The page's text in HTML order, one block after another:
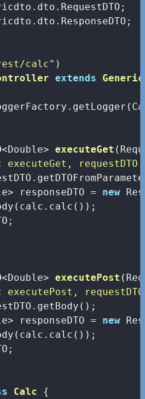
calc"
extends
executeGet
executeGet,
responseDTO =
new
executePost
executePost,
responseDTO =
new
Calc
{